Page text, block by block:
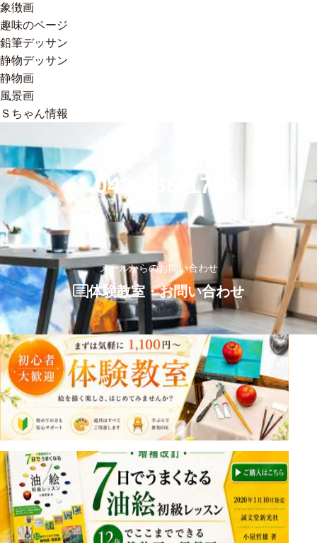
象徴画
趣味のページ
鉛筆デッサン
静物デッサン
静物画
風景画
Ｓちゃん情報
お気軽にお問い合わせください
042-766-1799
メールからのお問い合わせ
体験教室・お問い合わせ